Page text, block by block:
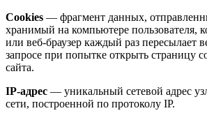
Cookies — фрагмент данных,
хранимый на компьютере пользователя,
или веб-браузер каждый раз пересылает
запросе при попытке открыть страницу
сайта.
IP-адрес — уникальный сетевой адрес
сети, построенной по протоколу IP.